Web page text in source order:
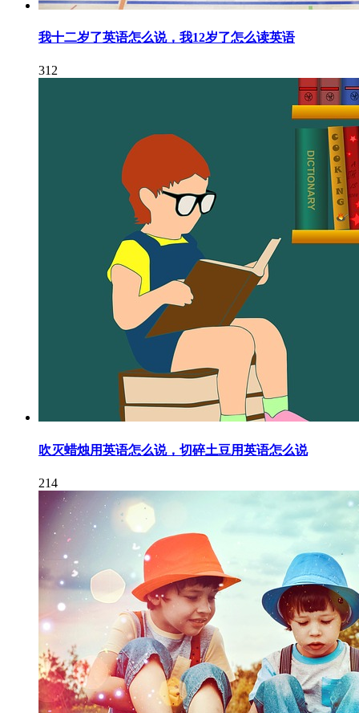
我十二岁了英语怎么说，我12岁了怎么读英语
312
吹灭蜡烛用英语怎么说，切碎土豆用英语怎么说
214